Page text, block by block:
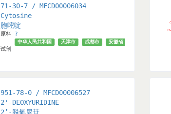
71-30-7 / MFCD00006034
Cytosine
胞嘧啶
原料 ?
试剂
中华人民共和国 天津市 成都市 安徽省
951-78-0 / MFCD00006527
2'-DEOXYURIDINE
2’-脱氧尿苷